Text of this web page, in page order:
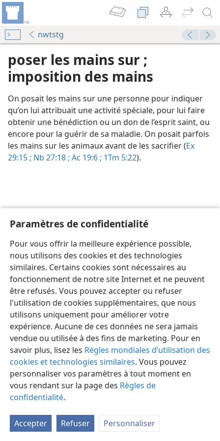
Paramètres de confidentialité
Pour vous offrir la meilleure expérience possible,
nous utilisons des cookies et des technologies
similaires. Certains cookies sont nécessaires au
fonctionnement de notre site Internet et ne peuvent
être refusés. Vous pouvez accepter ou refuser
l'utilisation de cookies supplémentaires, que nous
utilisons uniquement pour améliorer votre
expérience. Aucune de ces données ne sera jamais
vendue ou utilisée à des fins de marketing. Pour en
savoir plus, lisez les Règles mondiales d’utilisation des
cookies et technologies similaires. Vous pouvez
personnaliser vos paramètres à tout moment en
vous rendant sur la page des Règles de
confidentialité.
Accepter Refuser Personnaliser
nwtstg
La Tour de Garde annonce le Royaume de Jéhovah 1957
poser les mains sur ;
imposition des mains
On posait les mains sur une personne pour indiquer
qu’on lui attribuait une activité spéciale, pour lui faire
obtenir une bénédiction ou un don de l’esprit saint, ou
encore pour la guérir de sa maladie. On posait parfois
les mains sur les animaux avant de les sacrifier (Ex
29:15 ; Nb 27:18 ; Ac 19:6 ; 1Tm 5:22).
Français Partager Préférences
Copyright © 2026 Watch Tower Bible and Tract Society of Pennsylvania
Conditions d’utilisation
Règles de confidentialité
Paramètres de confidentialité
JW.ORG Se connecter